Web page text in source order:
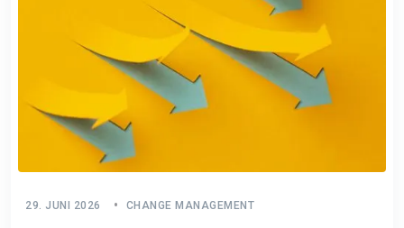
29. JUNI 2026 CHANGE MANAGEMENT